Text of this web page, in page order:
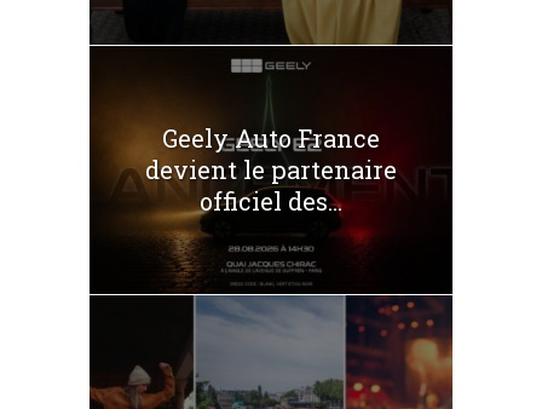
Geely Auto France
devient le partenaire
officiel des...